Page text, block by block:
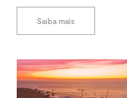
Saiba mais